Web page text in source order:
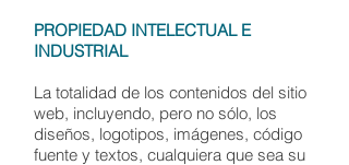
PROPIEDAD INTELECTUAL E
INDUSTRIAL
La totalidad de los contenidos del sitio
web, incluyendo, pero no sólo, los
diseños, logotipos, imágenes, código
fuente y textos, cualquiera que sea su